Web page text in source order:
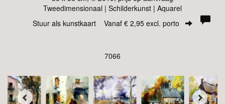
Tweedimensionaal | Schilderkunst | Aquarel
Stuur als kunstkaart Vanaf € 2,95 excl. porto
7066